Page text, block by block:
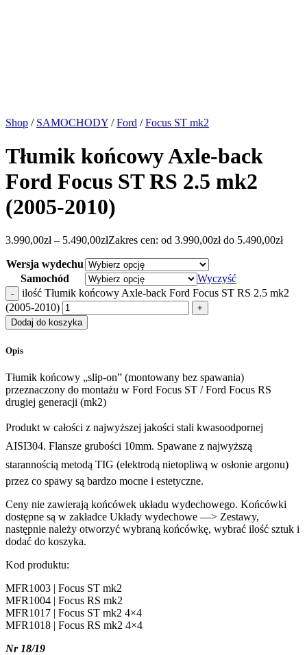
Shop / SAMOCHODY / Ford / Focus ST mk2
Tłumik końcowy Axle-back
Ford Focus ST RS 2.5 mk2
(2005-2010)
3.990,00zł – 5.490,00złZakres cen: od 3.990,00zł do 5.490,00zł
Wersja wydechu
Samochód
Wyczyść
ilość Tłumik końcowy Axle-back Ford Focus ST RS 2.5 mk2
(2005-2010)
Dodaj do koszyka
Opis
Tłumik końcowy „slip-on” (montowany bez spawania)
przeznaczony do montażu w Ford Focus ST / Ford Focus RS
drugiej generacji (mk2)
Produkt w całości z najwyższej jakości stali kwasoodpornej
AISI304. Flansze grubości 10mm. Spawane z najwyższą
starannością metodą TIG (elektrodą nietopliwą w osłonie argonu)
przez co spawy są bardzo mocne i estetyczne.
Ceny nie zawierają końcówek układu wydechowego. Końcówki
dostępne są w zakładce Układy wydechowe —> Zestawy,
następnie należy otworzyć wybraną końcówkę, wybrać ilość sztuk i
dodać do koszyka.
Kod produktu:
MFR1003 | Focus ST mk2
MFR1004 | Focus RS mk2
MFR1017 | Focus ST mk2 4×4
MFR1018 | Focus RS mk2 4×4
Nr 18/19